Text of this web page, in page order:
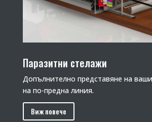
Паразитни стелажи
Допълнително представяне на
на по-предна линия.
Виж повече